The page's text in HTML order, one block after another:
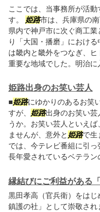
ここでは、当事務所が活動
す。 姫路市は、兵庫県の
県内で神戸市に次ぐ商工
り「大国・播磨」におけ
は畿内と畿外をつなぎ、
重要な地域でした。明治
姫路出身のお笑い芸人
■姫路にゆかりのあるお笑
すが、 姫路出身のお笑い芸
うか。お笑い芸人といえ
ませんが、意外と 姫路で生
では、今テレビ番組に引っ
長年愛されているベテラ
縁結びにご利益がある
黒田孝高（官兵衛）をはじ
鎮護の社」として崇敬され